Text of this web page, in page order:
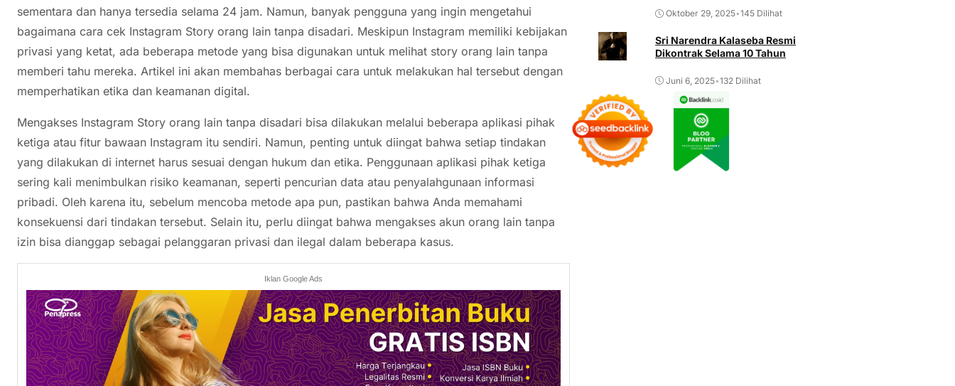
sementara dan hanya tersedia selama 24 jam. Namun, banyak pengguna yang ingin mengetahui
bagaimana cara cek Instagram Story orang lain tanpa disadari. Meskipun Instagram memiliki kebijakan
privasi yang ketat, ada beberapa metode yang bisa digunakan untuk melihat story orang lain tanpa
memberi tahu mereka. Artikel ini akan membahas berbagai cara untuk melakukan hal tersebut dengan
memperhatikan etika dan keamanan digital.
Mengakses Instagram Story orang lain tanpa disadari bisa dilakukan melalui beberapa aplikasi pihak
ketiga atau fitur bawaan Instagram itu sendiri. Namun, penting untuk diingat bahwa setiap tindakan
yang dilakukan di internet harus sesuai dengan hukum dan etika. Penggunaan aplikasi pihak ketiga
sering kali menimbulkan risiko keamanan, seperti pencurian data atau penyalahgunaan informasi
pribadi. Oleh karena itu, sebelum mencoba metode apa pun, pastikan bahwa Anda memahami
konsekuensi dari tindakan tersebut. Selain itu, perlu diingat bahwa mengakses akun orang lain tanpa
izin bisa dianggap sebagai pelanggaran privasi dan ilegal dalam beberapa kasus.
Iklan Google Ads
Oktober 29, 2025•145 Dilihat
Sri Narendra Kalaseba Resmi
Dikontrak Selama 10 Tahun
Juni 6, 2025•132 Dilihat